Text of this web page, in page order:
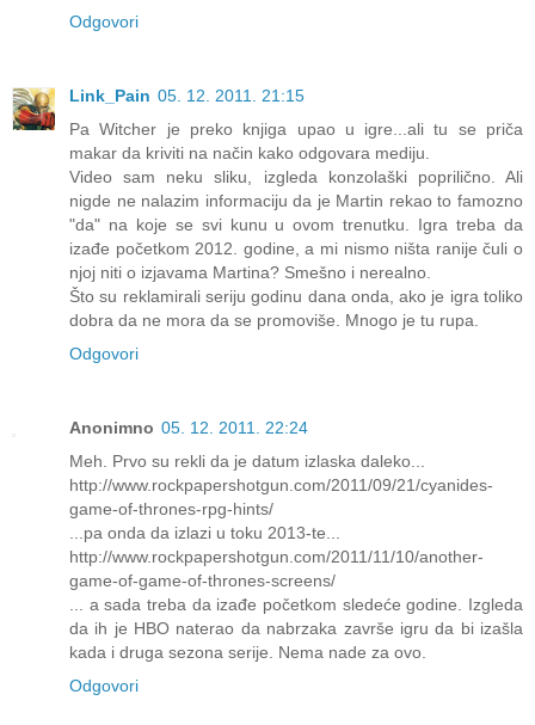
Odgovori
Link_Pain 05. 12. 2011. 21:15
Pa Witcher je preko knjiga upao u igre...ali tu se priča
makar da kriviti na način kako odgovara mediju.
Video sam neku sliku, izgleda konzolaški poprilično. Ali
nigde ne nalazim informaciju da je Martin rekao to famozno
"da" na koje se svi kunu u ovom trenutku. Igra treba da
izađe početkom 2012. godine, a mi nismo ništa ranije čuli o
njoj niti o izjavama Martina? Smešno i nerealno.
Što su reklamirali seriju godinu dana onda, ako je igra toliko
dobra da ne mora da se promoviše. Mnogo je tu rupa.
Odgovori
Anonimno 05. 12. 2011. 22:24
Meh. Prvo su rekli da je datum izlaska daleko...
http://www.rockpapershotgun.com/2011/09/21/cyanides-
game-of-thrones-rpg-hints/
...pa onda da izlazi u toku 2013-te...
http://www.rockpapershotgun.com/2011/11/10/another-
game-of-game-of-thrones-screens/
... a sada treba da izađe početkom sledeće godine. Izgleda
da ih je HBO naterao da nabrzaka završe igru da bi izašla
kada i druga sezona serije. Nema nade za ovo.
Odgovori